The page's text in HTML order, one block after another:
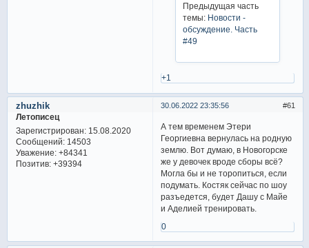
Предыдущая часть
темы: Новости -
обсуждение. Часть
#49
+1
61
30.06.2022 23:35:56
zhuzhik
Летописец
Зарегистрирован: 15.08.2020
Сообщений:14503
Уважение: +84341
Позитив: +39394
А тем временем Этери
Георгиевна вернулась на родную
землю. Вот думаю, в Новогорске
же у девочек вроде сборы всё?
Могла бы и не торопиться, если
подумать. Костяк сейчас по шоу
разъедется, будет Дашу с Майе
и Аделией тренировать.
0